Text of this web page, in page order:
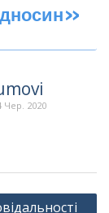
Чер. 2020